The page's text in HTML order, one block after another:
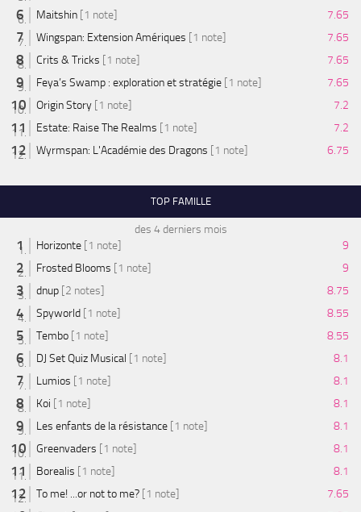
Maitshin [1 note]
7.65
Wingspan: Extension Amériques [1 note]
7.65
Crits & Tricks [1 note]
7.65
Feya’s Swamp : exploration et stratégie [1 note]
7.65
Origin Story [1 note]
7.2
Estate: Raise The Realms [1 note]
7.2
Wyrmspan: L'Académie des Dragons [1 note] 6.75
TOP FAMILLE
des 4 derniers mois
Horizonte [1 note]
9
Frosted Blooms [1 note]
9
dnup [2 notes]
8.75
Spyworld [1 note]
8.55
Tembo [1 note]
8.55
DJ Set Quiz Musical [1 note]
8.1
Lumios [1 note]
8.1
Koi [1 note]
8.1
Les enfants de la résistance [1 note]
8.1
Greenvaders [1 note]
8.1
Borealis [1 note]
8.1
To me! ...or not to me? [1 note]
7.65